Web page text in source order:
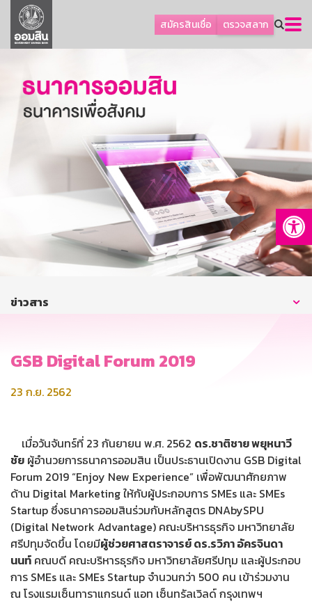
สมัครสินเชื่อ ตรวจสลาก
ลูกค้าธุรกิจ
ลูกค้าผู้ประกอบรายย่อย
ออมเพื่อสุข
เกี่ยวกับธนาคาร
การพัฒนาที่ยั่งยืน
บริการทางการเงิน
ติดต่อเรา
บริการออนไลน์
ข่าวสาร
GSB Digital Forum 2019
23 ก.ย. 2562
เมื่อวันจันทร์ที่ 23 กันยายน พ.ศ. 2562 ดร.ชาติชาย พยุหนาวี
ชัย ผู้อำนวยการธนาคารออมสิน เป็นประธานเปิดงาน GSB Digital
Forum 2019 “Enjoy New Experience” เพื่อพัฒนาศักยภาพ
ด้าน Digital Marketing ให้กับผู้ประกอบการ SMEs และ SMEs
Startup ซึ่งธนาคารออมสินร่วมกับหลักสูตร DNAbySPU
(Digital Network Advantage) คณะบริหารธุรกิจ มหาวิทยาลัย
ศรีปทุมจัดขึ้น โดยมีผู้ช่วยศาสตราจารย์ ดร.รวิภา อัครจินดา
นนท์ คณบดี คณะบริหารธุรกิจ มหาวิทยาลัยศรีปทุม และผู้ประกอบ
การ SMEs และ SMEs Startup จำนวนกว่า 500 คน เข้าร่วมงาน
ณ โรงแรมเซ็นทาราแกรนด์ แอท เซ็นทรัลเวิลด์ กรุงเทพฯ